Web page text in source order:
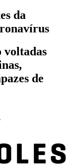
da
voltadas
de